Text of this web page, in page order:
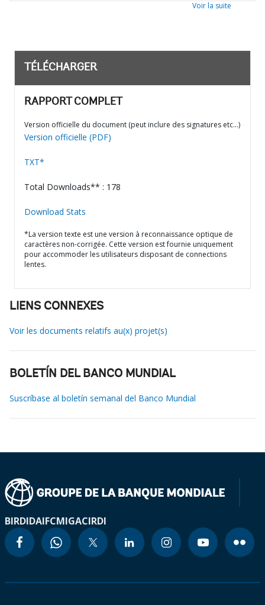
Voir la suite
TÉLÉCHARGER
RAPPORT COMPLET
Version officielle du document (peut inclure des signatures etc…)
Version officielle (PDF)
TXT*
Total Downloads** : 178
Download Stats
*La version texte est une version à reconnaissance optique de
caractères non-corrigée. Cette version est fournie uniquement
pour accommoder les utilisateurs disposant de connections
lentes.
LIENS CONNEXES
Voir les documents relatifs au(x) projet(s)
BOLETÍN DEL BANCO MUNDIAL
Suscríbase al boletín semanal del Banco Mundial
BIRDIDAIFCMIGACIRDI